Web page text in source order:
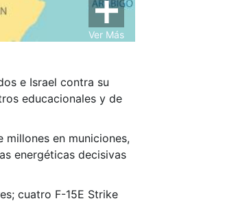
Ver Más
e Israel contra su
educacionales y de
en municiones,
energéticas decisivas
cuatro F-15E Strike